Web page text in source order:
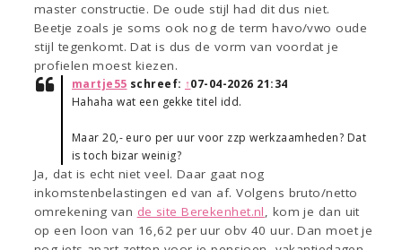
master constructie. De oude stijl had dit dus niet.
Beetje zoals je soms ook nog de term havo/vwo oude
stijl tegenkomt. Dat is dus de vorm van voordat je
profielen moest kiezen.
martje55 schreef: ↑07-04-2026 21:34
Hahaha wat een gekke titel idd.
Maar 20,- euro per uur voor zzp werkzaamheden? Dat
is toch bizar weinig?
Ja, dat is echt niet veel. Daar gaat nog
inkomstenbelastingen ed van af. Volgens bruto/netto
omrekening van de site Berekenhet.nl, kom je dan uit
op een loon van 16,62 per uur obv 40 uur. Dan moet je